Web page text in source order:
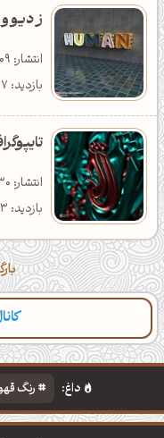
ز دیو
انتشار: 1400/10/09
بازدید: 6,777
انتشار: 1402/04/30
بازدید: 3,743
داغ: رنگ
دانلود